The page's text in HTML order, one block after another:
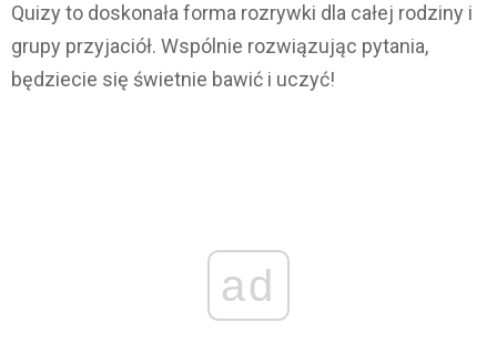
Quizy to doskonała forma rozrywki dla całej rodziny i
grupy przyjaciół. Wspólnie rozwiązując pytania,
będziecie się świetnie bawić i uczyć!
ad